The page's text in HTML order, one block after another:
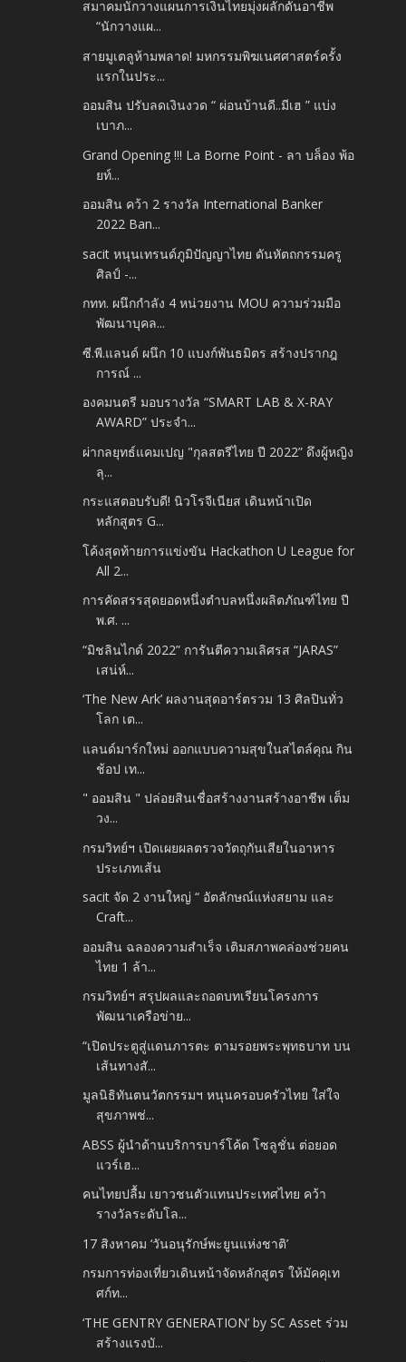
สมาคมนักวางแผนการเงินไทยมุ่งผลักดันอาชีพ
“นักวางแผ...
สายมูเตลูห้ามพลาด! มหกรรมพิฆเนศศาสตร์ครั้ง
แรกในประ...
ออมสิน ปรับลดเงินงวด “ ผ่อนบ้านดี..มีเฮ ” แบ่ง
เบาภ...
Grand Opening !!! La Borne Point - ลา บล็อง พ้อ
ยท์...
ออมสิน คว้า 2 รางวัล International Banker
2022 Ban...
sacit หนุนเทรนด์ภูมิปัญญาไทย ดันหัตถกรรมครู
ศิลป์ -...
กทท. ผนึกกำลัง 4 หน่วยงาน MOU ความร่วมมือ
พัฒนาบุคล...
ซี.พี.แลนด์ ผนึก 10 แบงก์พันธมิตร สร้างปรากฎ
การณ์ ...
องคมนตรี มอบรางวัล “SMART LAB & X-RAY
AWARD” ประจำ...
ผ่ากลยุทธ์แคมเปญ "กุลสตรีไทย ปี 2022” ดึงผู้หญิง
ลุ...
กระแสตอบรับดี! นิวโรจีเนียส เดินหน้าเปิด
หลักสูตร G...
โค้งสุดท้ายการแข่งขัน Hackathon U League for
All 2...
การคัดสรรสุดยอดหนึ่งตำบลหนึ่งผลิตภัณฑ์ไทย ปี
พ.ศ. ...
“มิชลินไกด์ 2022” การันตีความเลิศรส “JARAS”
เสน่ห์...
‘The New Ark’ ผลงานสุดอาร์ตรวม 13 ศิลปินทั่ว
โลก เต...
แลนด์มาร์กใหม่ ออกแบบความสุขในสไตล์คุณ กิน
ช้อป เท...
" ออมสิน " ปล่อยสินเชื่อสร้างงานสร้างอาชีพ เต็ม
วง...
กรมวิทย์ฯ เปิดเผยผลตรวจวัตถุกันเสียในอาหาร
ประเภทเส้น
sacit จัด 2 งานใหญ่ “ อัตลักษณ์แห่งสยาม และ
Craft...
ออมสิน ฉลองความสำเร็จ เติมสภาพคล่องช่วยคน
ไทย 1 ล้า...
กรมวิทย์ฯ สรุปผลและถอดบทเรียนโครงการ
พัฒนาเครือข่าย...
“เปิดประตูสู่แดนภารตะ ตามรอยพระพุทธบาท บน
เส้นทางสั...
มูลนิธิทันตนวัตกรรมฯ หนุนครอบครัวไทย ใส่ใจ
สุขภาพช่...
ABSS ผู้นำด้านบริการบาร์โค้ด โซลูชั่น ต่อยอด
แวร์เฮ...
คนไทยปลื้ม เยาวชนตัวแทนประเทศไทย คว้า
รางวัลระดับโล...
17 สิงหาคม ‘วันอนุรักษ์พะยูนแห่งชาติ’
กรมการท่องเที่ยวเดินหน้าจัดหลักสูตร ให้มัคคุเท
ศก์ท...
‘THE GENTRY GENERATION’ by SC Asset ร่วม
สร้างแรงบั...